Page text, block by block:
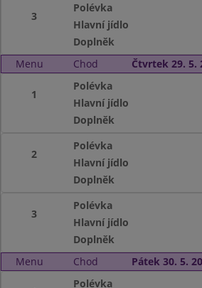
3
Polévka
Hlavní jídlo
Doplněk
Menu
Chod Čtvrtek 29. 5.
1
Polévka
Hlavní jídlo
Doplněk
2
Polévka
Hlavní jídlo
Doplněk
3
Polévka
Hlavní jídlo
Doplněk
Menu
Chod Pátek 30. 5.
Polévka